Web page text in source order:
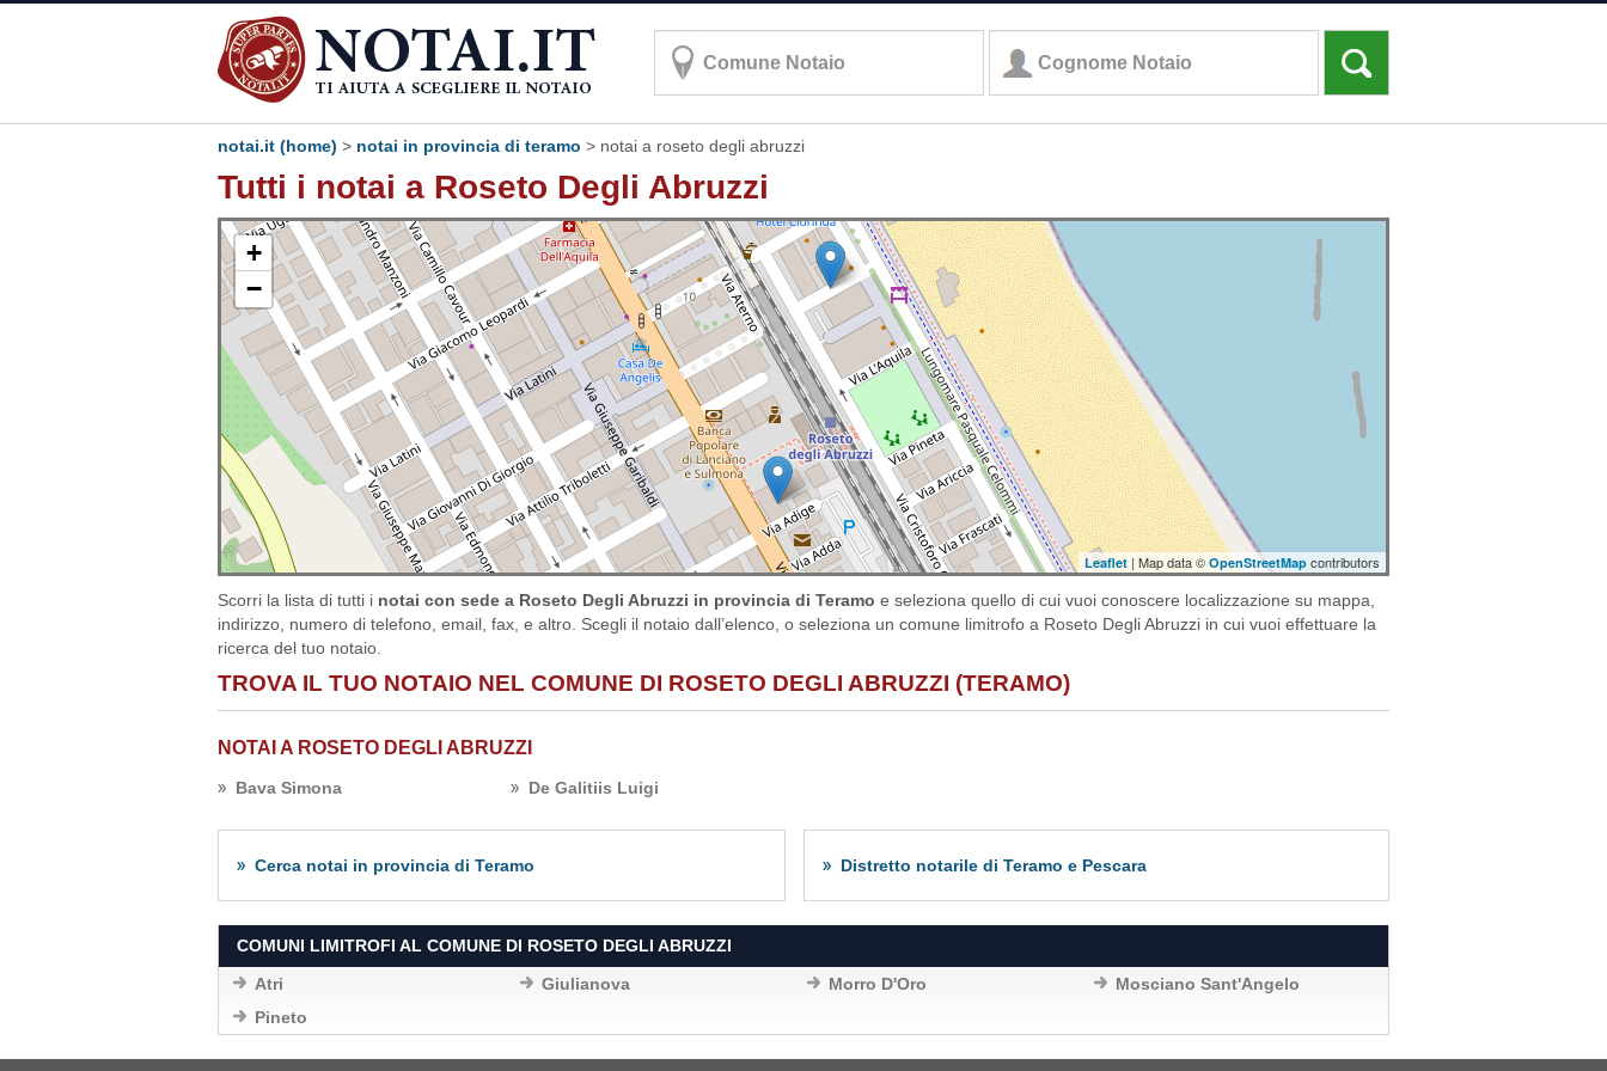
notai.it (home) > notai in provincia di teramo > notai a roseto degli abruzzi
Tutti i notai a Roseto Degli Abruzzi
+
−
Leaflet | Map data © OpenStreetMap contributors
Scorri la lista di tutti i notai con sede a Roseto Degli Abruzzi in provincia di Teramo e seleziona quello di cui vuoi conoscere localizzazione su mappa,
indirizzo, numero di telefono, email, fax, e altro. Scegli il notaio dall’elenco, o seleziona un comune limitrofo a Roseto Degli Abruzzi in cui vuoi effettuare la
ricerca del tuo notaio.
TROVA IL TUO NOTAIO NEL COMUNE DI ROSETO DEGLI ABRUZZI (TERAMO)
NOTAI A ROSETO DEGLI ABRUZZI
Bava Simona De Galitiis Luigi
Cerca notai in provincia di Teramo Distretto notarile di Teramo e Pescara
COMUNI LIMITROFI AL COMUNE DI ROSETO DEGLI ABRUZZI
Atri
Giulianova Morro D'Oro
Mosciano Sant'Angelo
Pineto